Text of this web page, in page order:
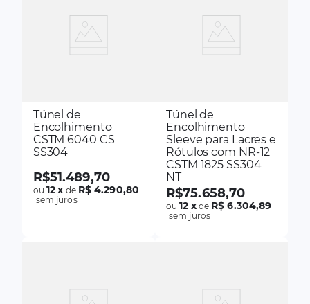
Túnel de
Encolhimento
CSTM 6040 CS
SS304
R$51.489,70
ou12x de R$ 4.290,80
sem juros
Túnel de
Encolhimento
Sleeve para Lacres e
Rótulos com NR-12
CSTM 1825 SS304
NT
R$75.658,70
ou12 xde R$ 6.304,89
sem juros